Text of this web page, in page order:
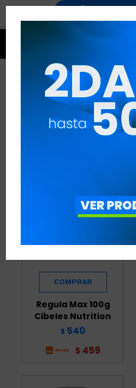
Regula Max 100g
Cibeles Nutrition
$ 540
$ 459